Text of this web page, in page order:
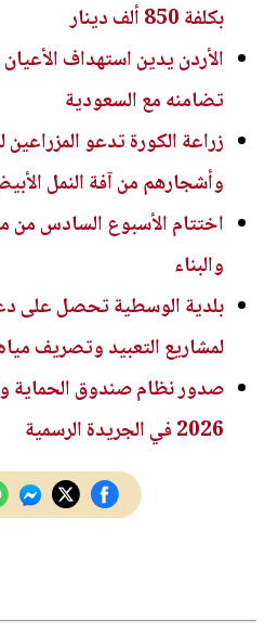
بكلفة 850 ألف دينار
الأردن يدين استهداف
تضامنه مع السعودية
زراعة الكورة تدعو
وأشجارهم من آفة النمل
اختتام الأسبوع السادس من
والبناء
لمشاريع التعبيد وتصريف
صدور نظام صندوق الحماية
2026 في الجريدة الرسمية